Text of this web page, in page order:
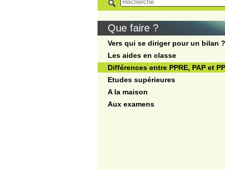
Que faire ?
Vers qui se diriger pour un bilan ?
Les aides en classe
Différences entre PPRE, PAP et
Etudes supérieures
A la maison
Aux examens